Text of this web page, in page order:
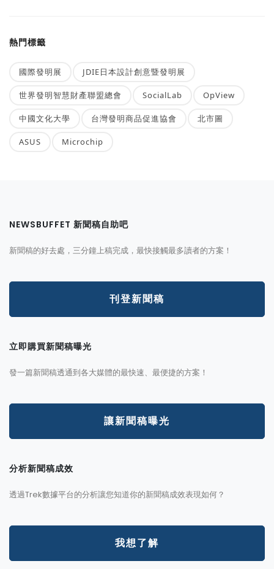
熱門標籤
國際發明展 JDIE日本設計創意暨發明展
世界發明智慧財產聯盟總會 SocialLab OpView
中國文化大學 台灣發明商品促進協會 北市圖
ASUS Microchip
NEWSBUFFET 新聞稿自助吧
新聞稿的好去處，三分鐘上稿完成，最快接觸最多讀者的方案！
刊登新聞稿
立即購買新聞稿曝光
發一篇新聞稿透通到各大媒體的最快速、最便捷的方案！
讓新聞稿曝光
分析新聞稿成效
透過Trek數據平台的分析讓您知道你的新聞稿成效表現如何？
我想了解